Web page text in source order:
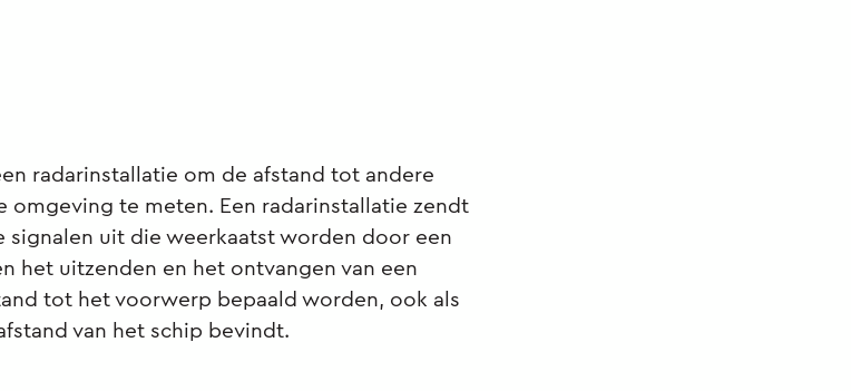
radarinstallatie om de afstand tot andere
omgeving te meten. Een radarinstallatie zendt
signalen uit die weerkaatst worden door een
het uitzenden en het ontvangen van een
tot het voorwerp bepaald worden, ook als
van het schip bevindt.